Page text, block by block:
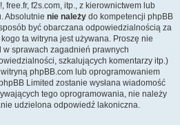
free.fr, f2s.com, itp., z kierownictwem lub
Absolutnie nie należy do kompetencji phpBB
być obarczana odpowiedzialnością za
ta witryna jest używana. Proszę nie
w sprawach zagadnień prawnych
szkalujących komentarzy itp.)
phpBB.com lub oprogramowaniem
Limited zostanie wysłana wiadomość
tego oprogramowania, nie należy
udzielona odpowiedź lakoniczna.